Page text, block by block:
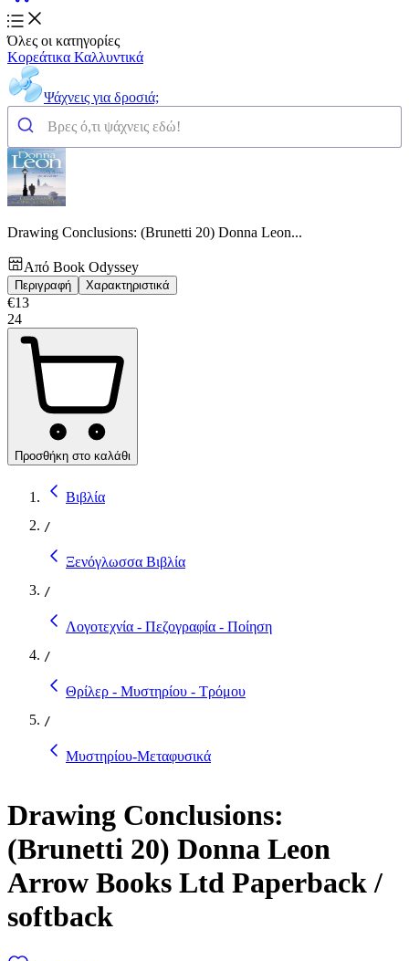
Όλες οι κατηγορίες
Κορεάτικα Καλλυντικά
Ψάχνεις για δροσιά;
Drawing Conclusions: (Brunetti 20) Donna Leon...
Από Book Odyssey
Περιγραφή Χαρακτηριστικά
€13
24
Προσθήκη στο καλάθι
Βιβλία
/
Ξενόγλωσσα Βιβλία
/
Λογοτεχνία - Πεζογραφία - Ποίηση
/
Θρίλερ - Μυστηρίου - Τρόμου
/
Μυστηρίου-Μεταφυσικά
Drawing Conclusions:
(Brunetti 20) Donna Leon
Arrow Books Ltd Paperback /
softback